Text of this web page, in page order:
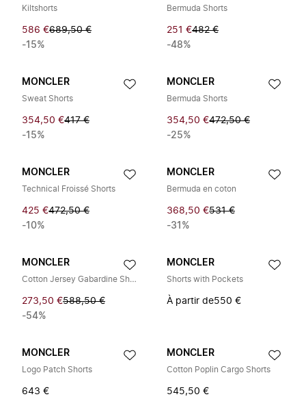
Kiltshorts
586 €689,50 €
-15%
Bermuda Shorts
251 €482 €
-48%
MONCLER
Sweat Shorts
354,50 €417 €
-15%
MONCLER
Bermuda Shorts
354,50 €472,50 €
-25%
MONCLER
Technical Froissé Shorts
425 €472,50 €
-10%
MONCLER
Bermuda en coton
368,50 €531 €
-31%
MONCLER
Cotton Jersey Gabardine Shorts
273,50 €588,50 €
-54%
MONCLER
Shorts with Pockets
À partir de550 €
MONCLER
Logo Patch Shorts
643 €
MONCLER
Cotton Poplin Cargo Shorts
545,50 €